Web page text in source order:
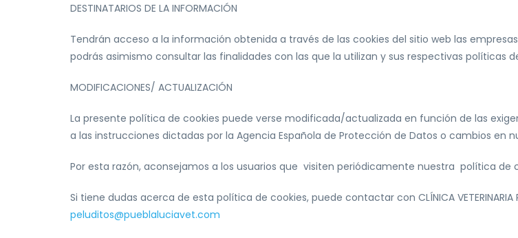
DESTINATARIOS DE LA INFORMACIÓN
Tendrán acceso a la información obtenida a través de las cookies del sitio web las
podrás asimismo consultar las finalidades con las que la utilizan y sus respectivas políticas
MODIFICACIONES/ ACTUALIZACIÓN
La presente política de cookies puede verse modificada/actualizada en función de las
a las instrucciones dictadas por la Agencia Española de Protección de Datos o cambios en
Por esta razón, aconsejamos a los usuarios que visiten periódicamente nuestra política de
Si tiene dudas acerca de esta política de cookies, puede contactar con CLÍNICA VETERINARIA
peluditos@pueblaluciavet.com